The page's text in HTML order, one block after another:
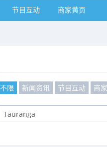
节目互动 商家黄页
不限 新闻资讯 节目互动 商